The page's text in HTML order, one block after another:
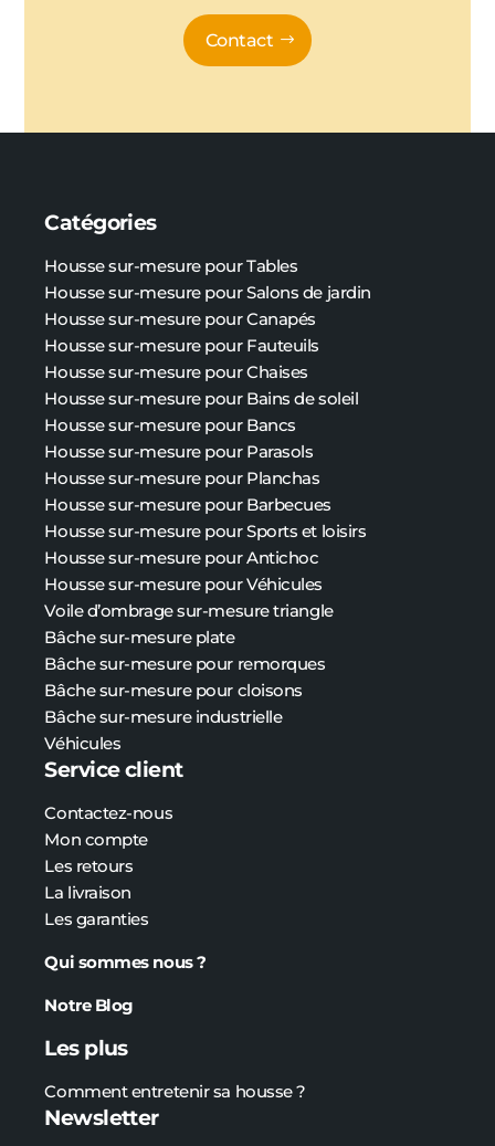
Contact
Catégories
Housse sur-mesure pour Tables
Housse sur-mesure pour Salons de jardin
Housse sur-mesure pour Canapés
Housse sur-mesure pour Fauteuils
Housse sur-mesure pour Chaises
Housse sur-mesure pour Bains de soleil
Housse sur-mesure pour Bancs
Housse sur-mesure pour Parasols
Housse sur-mesure pour Planchas
Housse sur-mesure pour Barbecues
Housse sur-mesure pour Sports et loisirs
Housse sur-mesure pour Antichoc
Housse sur-mesure pour Véhicules
Voile d’ombrage sur-mesure triangle
Bâche sur-mesure plate
Bâchesur-mesurepour remorques
Bâchesur-mesurepour cloisons
Bâchesur-mesureindustrielle
Véhicules
Service client
Contactez-nous
Mon compte
Les retours
La livraison
Les garanties
Qui sommes nous ?
Notre Blog
Les plus
Comment entretenir sa housse ?
Newsletter